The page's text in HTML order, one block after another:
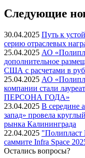
Следующие
30.04.2025 Путь к
серию отраслевых
25.04.2025 АО
дополнительное
США с расчетами в
25.04.2025 АО
компании стали
ПЕРСОНА ГОДА»
23.04.2025 В середине
запад» провела
рынка Калининграда
22.04.2025 "Полипласт
саммите Infra Space
Остались вопросы?